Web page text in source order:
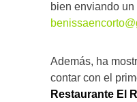
bien enviando un
Además, ha
contar con el
Restaurante El